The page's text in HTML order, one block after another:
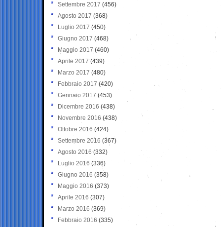
Settembre 2017 (456)
Agosto 2017 (368)
Luglio 2017 (450)
Giugno 2017 (468)
Maggio 2017 (460)
Aprile 2017 (439)
Marzo 2017 (480)
Febbraio 2017 (420)
Gennaio 2017 (453)
Dicembre 2016 (438)
Novembre 2016 (438)
Ottobre 2016 (424)
Settembre 2016 (367)
Agosto 2016 (332)
Luglio 2016 (336)
Giugno 2016 (358)
Maggio 2016 (373)
Aprile 2016 (307)
Marzo 2016 (369)
Febbraio 2016 (335)